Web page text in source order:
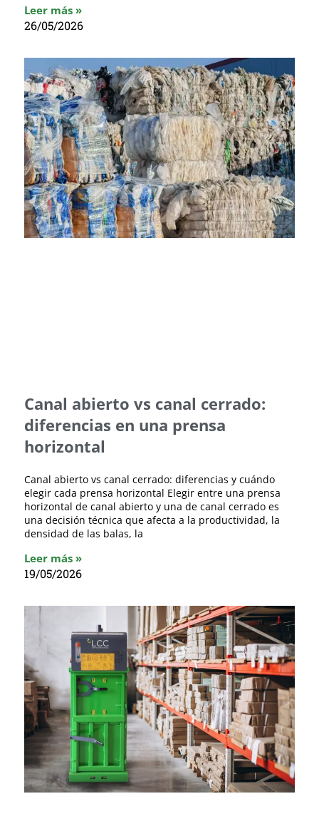
Leer más »
26/05/2026
Canal abierto vs canal cerrado:
diferencias en una prensa
horizontal
Canal abierto vs canal cerrado: diferencias y cuándo
elegir cada prensa horizontal Elegir entre una prensa
horizontal de canal abierto y una de canal cerrado es
una decisión técnica que afecta a la productividad, la
densidad de las balas, la
Leer más »
19/05/2026